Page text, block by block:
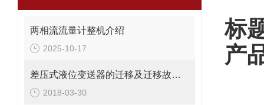
两相流流量计整机介绍
2025-10-17
差压式液位变送器的迁移及迁移故障的处理
2018-03-30
标
产